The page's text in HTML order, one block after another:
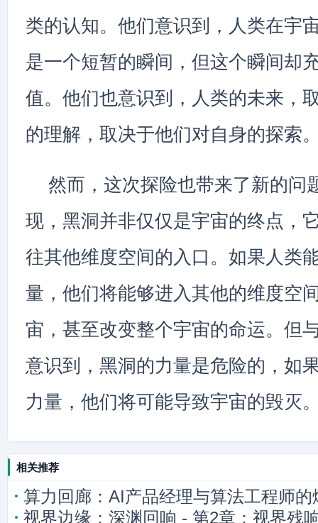
类的认知。他们意识到，人类在宇
是一个短暂的瞬间，但这个瞬间却
值。他们也意识到，人类的未来，
的理解，取决于他们对自身的探索
然而，这次探险也带来了新的问
现，黑洞并非仅仅是宇宙的终点，
往其他维度空间的入口。如果人类
量，他们将能够进入其他的维度空
宙，甚至改变整个宇宙的命运。但
意识到，黑洞的力量是危险的，如
力量，他们将可能导致宇宙的毁灭
相关推荐
算力回廊：AI产品经理与算法工程师的
视界边缘：深渊回响 - 第2章：视界残